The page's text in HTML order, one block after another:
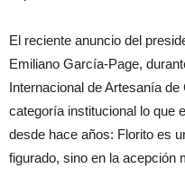
El reciente anuncio del
Emiliano García-Page,
Internacional de Artesanía
categoría institucional lo que
desde hace años: Florito es
figurado, sino en la acepción